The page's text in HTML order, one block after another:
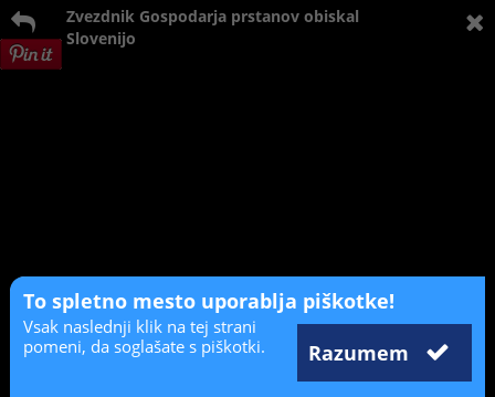
Zvezdnik Gospodarja prstanov obiskal
Slovenijo
To spletno mesto uporablja piškotke!
Razumem
Vsak naslednji klik na tej strani
pomeni, da soglašate s piškotki.